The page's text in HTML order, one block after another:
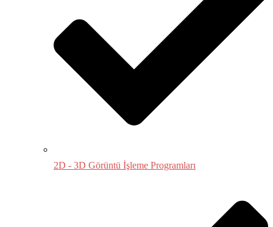
2D - 3D Görüntü İşleme Programları